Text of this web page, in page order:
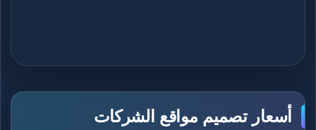
أسعار تصميم مواقع الشركات